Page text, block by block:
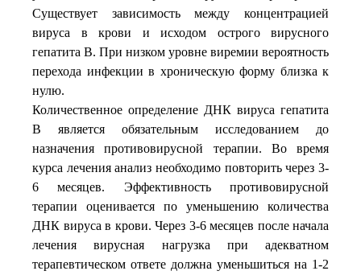
Существует зависимость между концентрацией
вируса в крови и исходом острого вирусного
гепатита В. При низком уровне виремии вероятность
перехода инфекции в хроническую форму близка к
нулю.
Количественное определение ДНК вируса гепатита
В является обязательным исследованием до
назначения противовирусной терапии. Во время
курса лечения анализ необходимо повторить через 3-
6 месяцев. Эффективность противовирусной
терапии оценивается по уменьшению количества
ДНК вируса в крови. Через 3-6 месяцев после начала
лечения вирусная нагрузка при адекватном
терапевтическом ответе должна уменьшиться на 1-2